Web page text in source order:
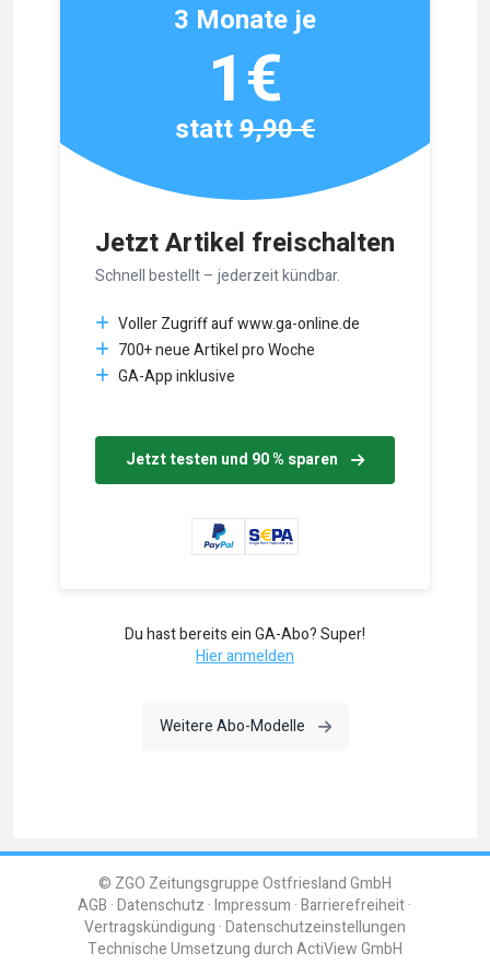
Jetzt Artikel freischalten
Schnell bestellt – jederzeit kündbar.
Voller Zugriff auf www.ga-online.de
700+ neue Artikel pro Woche
GA-App inklusive
Jetzt testen und 90 % sparen
3 Monate je
1€
statt9,90 €
Du hast bereits ein GA-Abo? Super!
Hier anmelden
Weitere Abo-Modelle
© ZGO Zeitungsgruppe Ostfriesland GmbH
AGB Datenschutz Impressum Barrierefreiheit
Vertragskündigung Datenschutzeinstellungen
Technische Umsetzung durchActiView GmbH